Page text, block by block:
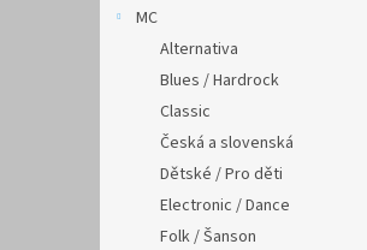
MC
Alternativa
Blues / Hardrock
Classic
Česká a slovenská
Dětské / Pro děti
Electronic / Dance
Folk / Šanson